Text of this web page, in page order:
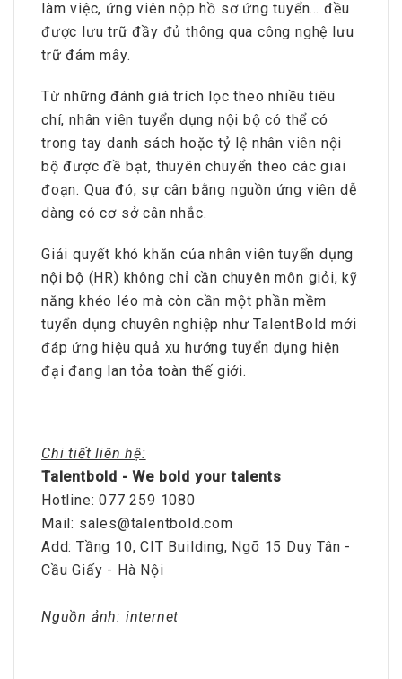
làm việc, ứng viên nộp hồ sơ ứng tuyển… đều
được lưu trữ đầy đủ thông qua công nghệ lưu
trữ đám mây.
Từ những đánh giá trích lọc theo nhiều tiêu
chí, nhân viên tuyển dụng nội bộ có thể có
trong tay danh sách hoặc tỷ lệ nhân viên nội
bộ được đề bạt, thuyên chuyển theo các giai
đoạn. Qua đó, sự cân bằng nguồn ứng viên dễ
dàng có cơ sở cân nhắc.
Giải quyết khó khăn của nhân viên tuyển dụng
nội bộ (HR) không chỉ cần chuyên môn giỏi, kỹ
năng khéo léo mà còn cần một phần mềm
tuyển dụng chuyên nghiệp như TalentBold mới
đáp ứng hiệu quả xu hướng tuyển dụng hiện
đại đang lan tỏa toàn thế giới.
Chi tiết liên hệ:
Talentbold - We bold your talents
Hotline: 077 259 1080
Mail: sales@talentbold.com
Add: Tầng 10, CIT Building, Ngõ 15 Duy Tân -
Cầu Giấy - Hà Nội
Nguồn ảnh: internet